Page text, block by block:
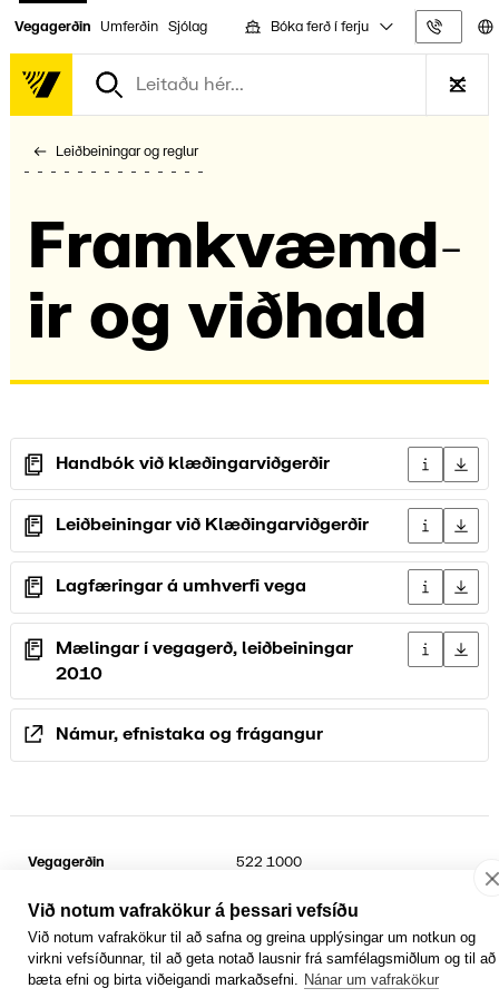
Vegagerðin Umferðin Sjólag Bóka ferð í ferju
Leiðbeiningar og reglur
Fram­kvæmd­
ir og viðhald
Handbók við klæðingarviðgerðir Upplýsingar
Sækja
Leiðbeiningar við Klæðingarviðgerðir Upplýsingar
Sækja
Lagfæringar á umhverfi vega Upplýsingar
Sækja
Mælingar í vegagerð, leiðbeiningar
2010
Upplýsingar
Sækja
Námur, efnistaka og frágangur
Vegagerðin
210 Garðabær
522 1000
Sími umferðarþjónustu
Laus störf
Persónuvernd og öryggi gagna
Hafa samband
Facebook
YouTube
Við notum vafrakökur á þessari vefsíðu
Við notum vafrakökur til að safna og greina upplýsingar um notkun og
virkni vefsíðunnar, til að geta notað lausnir frá samfélagsmiðlum og til að
bæta efni og birta viðeigandi markaðsefni. Nánar um vafrakökur